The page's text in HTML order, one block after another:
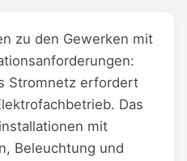
zu den Gewerken mit
Stromnetz erfordert
Das
mit
Beleuchtung und